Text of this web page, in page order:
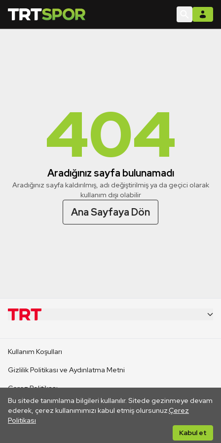
404
Aradığınız sayfa bulunamadı
Aradığınız sayfa kaldırılmış, adı değiştirilmiş ya da geçici olarak
kullanım dışı olabilir
Ana Sayfaya Dön
Bu sitede tanımlama bilgileri kullanılır. Sitede gezinmeye devam
ederek, çerez kullanımımızı kabul etmiş olursunuz.Çerez
Politikası
Kabul et
CANLI YAYINLAR
Kullanım Koşulları
Gizlilik Politikası ve Aydınlatma Metni
Çerez Politikası
İletişim
Her hakkı saklıdır. ©2026 TRT. Bağlantı yoluyla gidilen dış